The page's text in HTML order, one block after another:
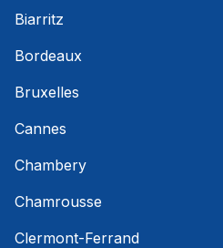
Biarritz
Bordeaux
Bruxelles
Cannes
Chambery
Chamrousse
Clermont-Ferrand